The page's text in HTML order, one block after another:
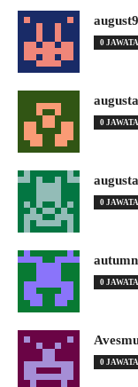
0
0
0
0
0